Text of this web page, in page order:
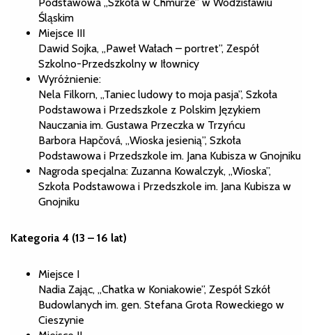
Śląskim
Miejsce III
Dawid Sojka, „Paweł Wałach – portret”, Zespół
Szkolno-Przedszkolny w Iłownicy
Wyróżnienie:
Nela Filkorn, „Taniec ludowy to moja pasja”, Szkoła
Podstawowa i Przedszkole z Polskim Językiem
Nauczania im. Gustawa Przeczka w Trzyńcu
Barbora Hapčová, „Wioska jesienią”, Szkoła
Podstawowa i Przedszkole im. Jana Kubisza w Gnojniku
Nagroda specjalna: Zuzanna Kowalczyk, „Wioska”,
Szkoła Podstawowa i Przedszkole im. Jana Kubisza w
Gnojniku
Kategoria 4 (13 – 16 lat)
Miejsce I
Nadia Zając, „Chatka w Koniakowie”, Zespół Szkół
Budowlanych im. gen. Stefana Grota Roweckiego w
Cieszynie